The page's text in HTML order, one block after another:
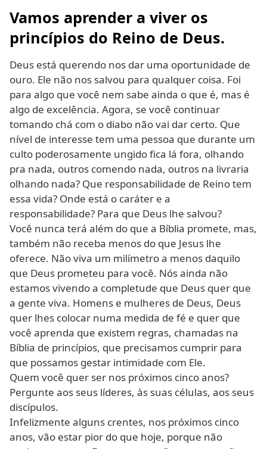
Vamos aprender a viver os
princípios do Reino de Deus.
Deus está querendo nos dar uma oportunidade de
ouro. Ele não nos salvou para qualquer coisa. Foi
para algo que você nem sabe ainda o que é, mas é
algo de excelência. Agora, se você continuar
tomando chá com o diabo não vai dar certo. Que
nível de interesse tem uma pessoa que durante um
culto poderosamente ungido fica lá fora, olhando
pra nada, outros comendo nada, outros na livraria
olhando nada? Que responsabilidade de Reino tem
essa vida? Onde está o caráter e a
responsabilidade? Para que Deus lhe salvou?
Você nunca terá além do que a Bíblia promete, mas,
também não receba menos do que Jesus lhe
oferece. Não viva um milímetro a menos daquilo
que Deus prometeu para você. Nós ainda não
estamos vivendo a completude que Deus quer que
a gente viva. Homens e mulheres de Deus, Deus
quer lhes colocar numa medida de fé e quer que
você aprenda que existem regras, chamadas na
Bíblia de princípios, que precisamos cumprir para
que possamos gestar intimidade com Ele.
Quem você quer ser nos próximos cinco anos?
Pergunte aos seus líderes, às suas células, aos seus
discípulos.
Infelizmente alguns crentes, nos próximos cinco
anos, vão estar pior do que hoje, porque não